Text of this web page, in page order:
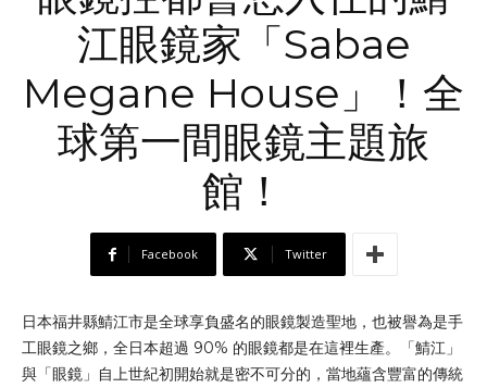
江眼鏡家「Sabae
Megane House」！全
球第一間眼鏡主題旅
館！
Facebook Twitter
日本福井縣鯖江市是全球享負盛名的眼鏡製造聖地，也被譽為是手
工眼鏡之鄉，全日本超過 90% 的眼鏡都是在這裡生產。「鯖江」
與「眼鏡」自上世紀初開始就是密不可分的，當地蘊含豐富的傳統